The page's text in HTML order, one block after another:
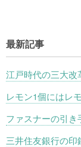
最新記事
江戸時代の三大改
レモン1個にはレ
ファスナーの引き
三井住友銀行の